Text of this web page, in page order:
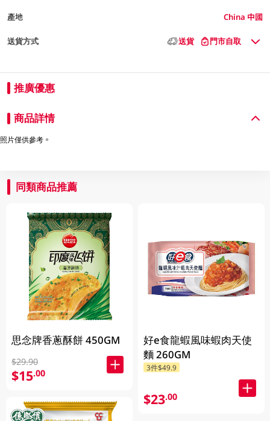
產地 China 中國
送貨方式 送貨 門市自取
推廣優惠
商品詳情
照片僅供參考。
同類商品推薦
思念牌香蔥酥餅 450GM
$29.90
$15.00
好e食龍蝦風味蝦肉天使
麵 260GM
3件$49.9
$23.00